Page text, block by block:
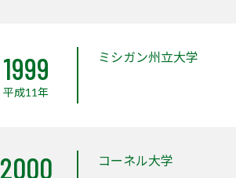
1999
平成11年
ミシガン州立大学
2000 コーネル大学